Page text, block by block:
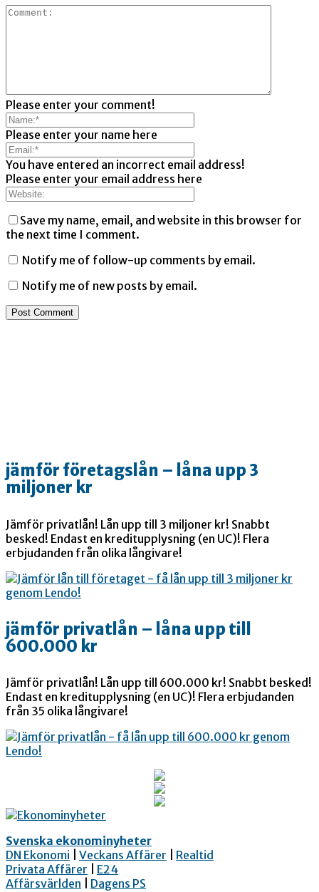
Please enter your comment!
Please enter your name here
You have entered an incorrect email address!
Please enter your email address here
Save my name, email, and website in this browser for
the next time I comment.
Notify me of follow-up comments by email.
Notify me of new posts by email.
jämför företagslån – låna upp 3
miljoner kr
Jämför privatlån! Lån upp till 3 miljoner kr! Snabbt
besked! Endast en kreditupplysning (en UC)! Flera
erbjudanden från olika långivare!
jämför privatlån – låna upp till
600.000 kr
Jämför privatlån! Lån upp till 600.000 kr! Snabbt besked!
Endast en kreditupplysning (en UC)! Flera erbjudanden
från 35 olika långivare!
Svenska ekonominyheter
DN Ekonomi
Veckans Affärer
Realtid
Privata Affärer
E24
Affärsvärlden
Dagens PS